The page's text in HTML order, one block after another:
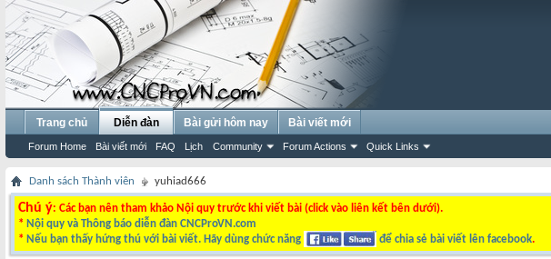
Trang chủ Diễn đàn
Forum Home Bài viết mới FAQ Lịch Community Forum Actions Quick Links
Bài gửi hôm nay Bài viết mới
Danh sách Thành viên yuhiad666
Chú ý: Các bạn nên tham khảo Nội quy trước khi viết bài (click vào liên kết bên dưới).
* Nội quy và Thông báo diễn đàn CNCProVN.com
* Nếu bạn thấy hứng thú với bài viết. Hãy dùng chức năng để chia sẻ bài viết lên facebook.